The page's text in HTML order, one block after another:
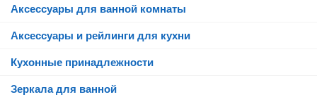
Аксессуары для ванной комнаты
Аксессуары и рейлинги для кухни
Кухонные принадлежности
Зеркала для ванной